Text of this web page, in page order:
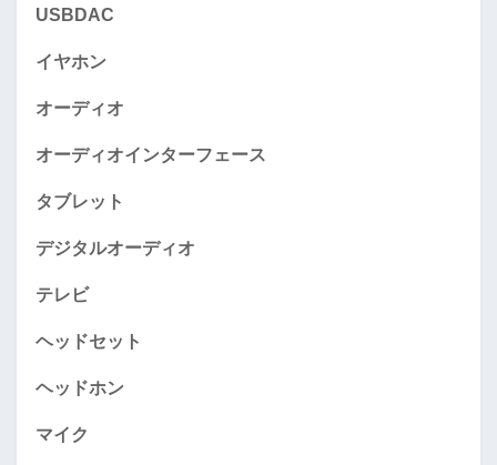
USBDAC
イヤホン
オーディオ
オーディオインターフェース
タブレット
デジタルオーディオ
テレビ
ヘッドセット
ヘッドホン
マイク